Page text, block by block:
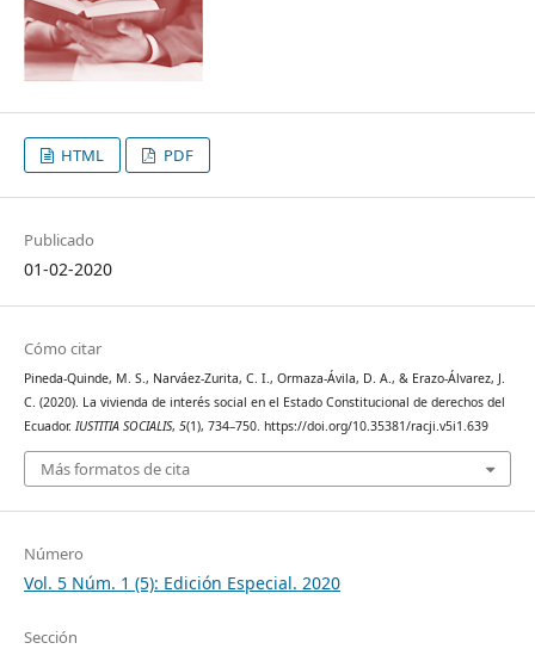
HTML PDF
Publicado
01-02-2020
Cómo citar
Pineda-Quinde, M. S., Narváez-Zurita, C. I., Ormaza-Ávila, D. A., & Erazo-Álvarez, J.
C. (2020). La vivienda de interés social en el Estado Constitucional de derechos del
Ecuador. IUSTITIA SOCIALIS, 5(1), 734–750. https://doi.org/10.35381/racji.v5i1.639
Más formatos de cita
Número
Vol. 5 Núm. 1 (5): Edición Especial. 2020
Sección